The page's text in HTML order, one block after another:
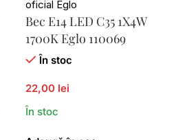
Bec E14 LED C35 1X4W
1700K Eglo 110069
În stoc
22,00 lei
În stoc